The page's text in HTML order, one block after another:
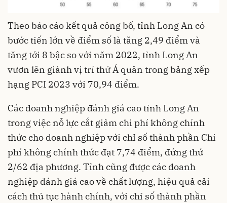
Theo báo cáo kết quả công bố, tỉnh Long An có
bước tiến lớn về điểm số là tăng 2,49 điểm và
tăng tới 8 bậc so với năm 2022, tỉnh Long An
vươn lên giành vị trí thứ Á quân trong bảng xếp
hạng PCI 2023 với 70,94 điểm.
Các doanh nghiệp đánh giá cao tỉnh Long An
trong việc nỗ lực cắt giảm chi phí không chính
thức cho doanh nghiệp với chỉ số thành phần Chi
phí không chính thức đạt 7,74 điểm, đứng thứ
2/62 địa phương. Tỉnh cũng được các doanh
nghiệp đánh giá cao về chất lượng, hiệu quả cải
cách thủ tục hành chính, với chỉ số thành phần